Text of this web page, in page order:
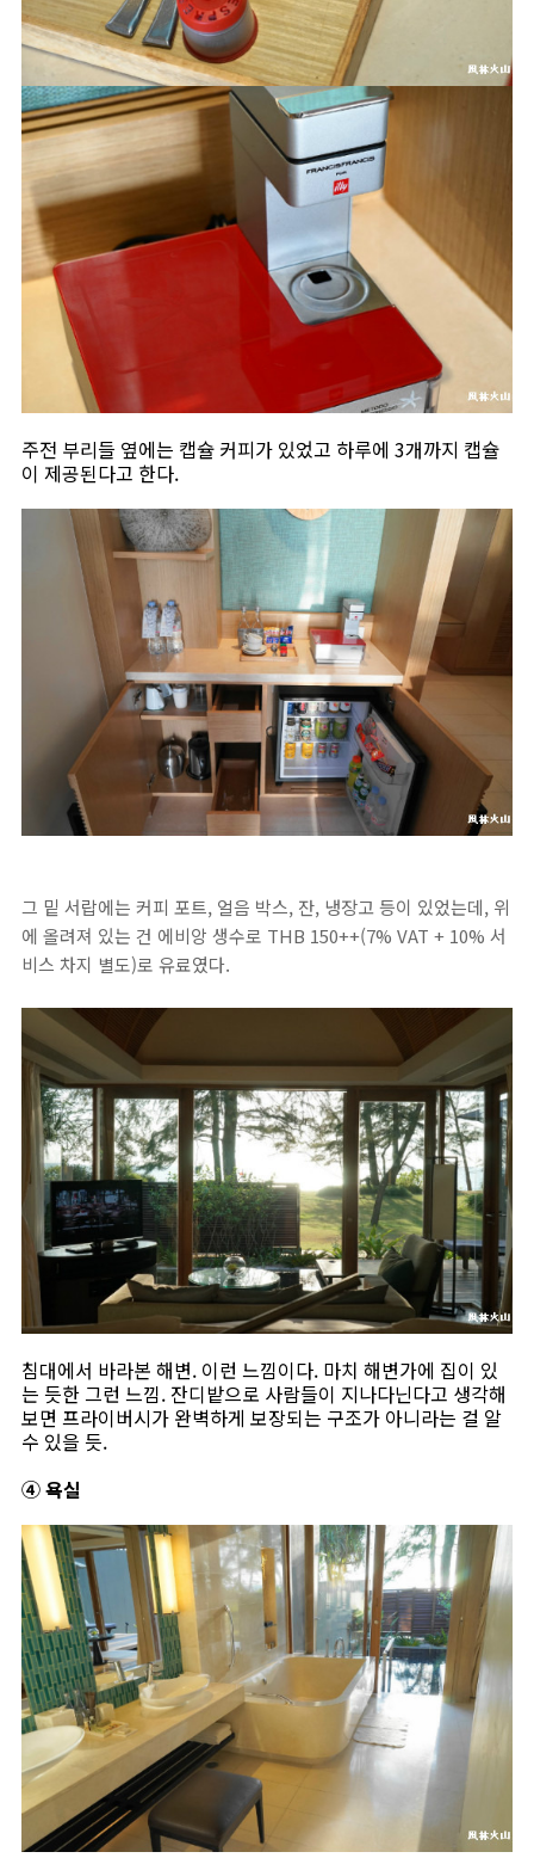
주전 부리들 옆에는 캡슐 커피가 있었고 하루에 3개까지 캡슐
이 제공된다고 한다.
그 밑 서랍에는 커피 포트, 얼음 박스, 잔, 냉장고 등이 있었는데, 위
에 올려져 있는 건 에비앙 생수로 THB 150++(7% VAT + 10% 서
비스 차지 별도)로 유료였다.
침대에서 바라본 해변. 이런 느낌이다. 마치 해변가에 집이 있
는 듯한 그런 느낌. 잔디밭으로 사람들이 지나다닌다고 생각해
보면 프라이버시가 완벽하게 보장되는 구조가 아니라는 걸 알
수 있을 듯.
④ 욕실